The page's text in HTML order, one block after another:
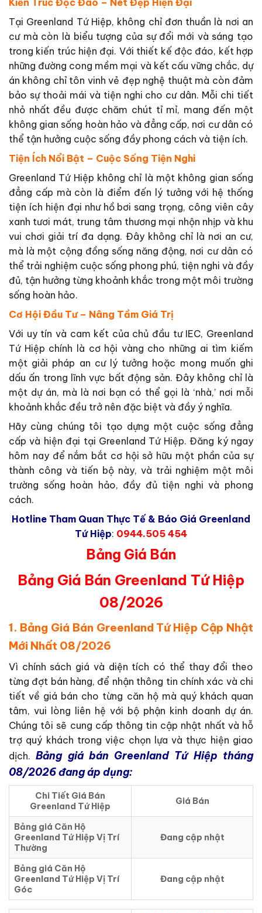
Kiến Trúc Độc Đáo – Nét Đẹp Hiện Đại
Tại Greenland Tứ Hiệp, không chỉ đơn thuần là nơi an
cư mà còn là biểu tượng của sự đổi mới và sáng tạo
trong kiến trúc hiện đại. Với thiết kế độc đáo, kết hợp
những đường cong mềm mại và kết cấu vững chắc, dự
án không chỉ tôn vinh vẻ đẹp nghệ thuật mà còn đảm
bảo sự thoải mái và tiện nghi cho cư dân. Mỗi chi tiết
nhỏ nhất đều được chăm chút tỉ mỉ, mang đến một
không gian sống hoàn hảo và đẳng cấp, nơi cư dân có
thể tận hưởng cuộc sống đầy phong cách và tiện ích.
Tiện Ích Nổi Bật – Cuộc Sống Tiện Nghi
Greenland Tứ Hiệp không chỉ là một không gian sống
đẳng cấp mà còn là điểm đến lý tưởng với hệ thống
tiện ích hiện đại như hồ bơi sang trọng, công viên cây
xanh tươi mát, trung tâm thương mại nhộn nhịp và khu
vui chơi giải trí đa dạng. Đây không chỉ là nơi an cư,
mà là một cộng đồng sống năng động, nơi cư dân có
thể trải nghiệm cuộc sống phong phú, tiện nghi và đầy
đủ, tận hưởng từng khoảnh khắc trong một môi trường
sống hoàn hảo.
Cơ Hội Đầu Tư – Nâng Tầm Giá Trị
Với uy tín và cam kết của chủ đầu tư IEC, Greenland
Tứ Hiệp chính là cơ hội vàng cho những ai tìm kiếm
một giải pháp an cư lý tưởng hoặc mong muốn ghi
dấu ấn trong lĩnh vực bất động sản. Đây không chỉ là
một dự án, mà là nơi bạn có thể gọi là ‘nhà,’ nơi mỗi
khoảnh khắc đều trở nên đặc biệt và đầy ý nghĩa.
Hãy cùng chúng tôi tạo dựng một cuộc sống đẳng
cấp và hiện đại tại Greenland Tứ Hiệp. Đăng ký ngay
hôm nay để nắm bắt cơ hội sở hữu một phần của sự
thành công và tiến bộ này, và trải nghiệm một môi
trường sống hoàn hảo, đầy đủ tiện nghi và phong
cách.
Hotline Tham Quan Thực Tế & Báo Giá Greenland
Tứ Hiệp: 0944.505 454
Bảng Giá Bán
Bảng Giá Bán Greenland Tứ Hiệp
08/2026
1. Bảng Giá Bán Greenland Tứ Hiệp Cập Nhật
Mới Nhất 08/2026
Vì chính sách giá và diện tích có thể thay đổi theo
từng đợt bán hàng, để nhận thông tin chính xác và chi
tiết về giá bán cho từng căn hộ mà quý khách quan
tâm, vui lòng liên hệ với bộ phận kinh doanh dự án.
Chúng tôi sẽ cung cấp thông tin cập nhật nhất và hỗ
trợ quý khách trong việc chọn lựa và thực hiện giao
dịch.Bảng giá bán Greenland Tứ Hiệp tháng
08/2026 đang áp dụng:
Chi Tiết Giá Bán
Greenland Tứ Hiệp
Giá Bán
Bảng giá Căn Hộ
Greenland Tứ Hiệp Vị Trí
Thường
Đang cập nhật
Bảng giá Căn Hộ
Greenland Tứ Hiệp Vị Trí
Góc
Đang cập nhật